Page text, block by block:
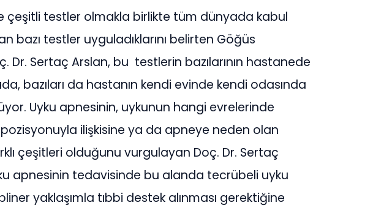
çeşitli testler olmakla birlikte tüm dünyada kabul
bazı testler uyguladıklarını belirten Göğüs
Dr. Sertaç Arslan, bu testlerin bazılarının hastanede
bazıları da hastanın kendi evinde kendi odasında
Uyku apnesinin, uykunun hangi evrelerinde
pozisyonuyla ilişkisine ya da apneye neden olan
çeşitleri olduğunu vurgulayan Doç. Dr. Sertaç
apnesinin tedavisinde bu alanda tecrübeli uyku
yaklaşımla tıbbi destek alınması gerektiğine